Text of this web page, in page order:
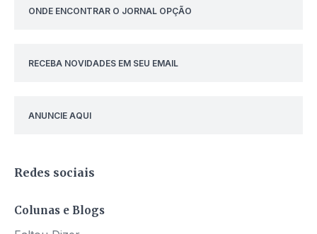
ONDE ENCONTRAR O JORNAL OPÇÃO
RECEBA NOVIDADES EM SEU EMAIL
ANUNCIE AQUI
Redes sociais
Colunas e Blogs